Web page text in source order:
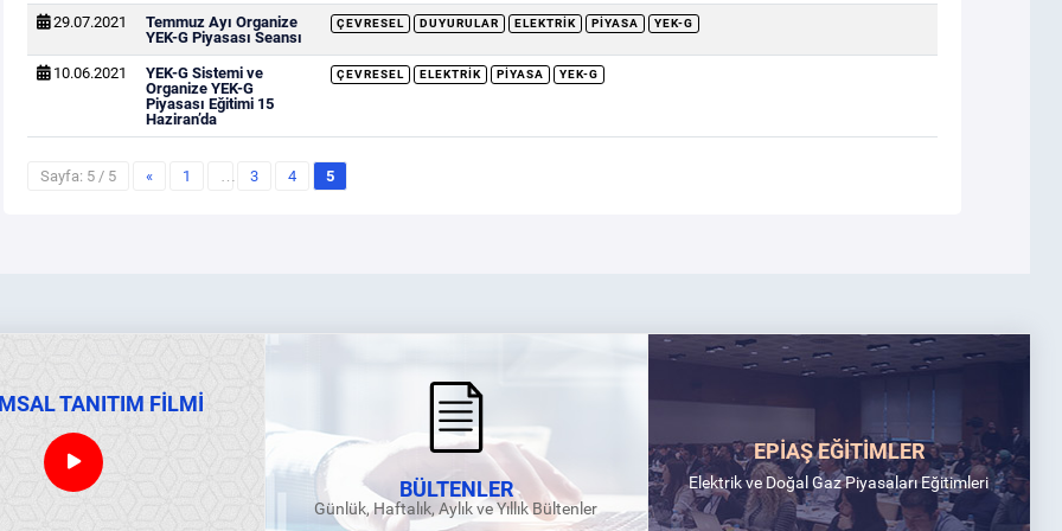
29.07.2021
Temmuz Ayı Organize
YEK-G Piyasası Seansı
ÇEVRESEL DUYURULAR ELEKTRIK PIYASA YEK-G
10.06.2021
YEK-G Sistemi ve
Organize YEK-G
Piyasası Eğitimi 15
Haziran’da
ÇEVRESEL ELEKTRIK PIYASA YEK-G
Sayfa: 5 / 5 « 1 … 3 4 5
TANITIM FİLMİ
BÜLTENLER
Günlük, Haftalık, Aylık ve Yıllık Bültenler
EPİAŞ EĞİTİMLER
Elektrik ve Doğal Gaz Piyasaları Eğitimleri